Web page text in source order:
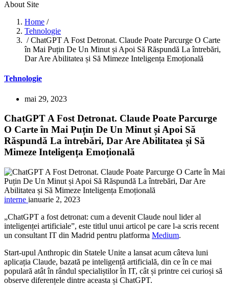
About Site
Home /
Tehnologie
/ ChatGPT A Fost Detronat. Claude Poate Parcurge O Carte
în Mai Puțin De Un Minut și Apoi Să Răspundă La întrebări,
Dar Are Abilitatea și Să Mimeze Inteligența Emoțională
Tehnologie
mai 29, 2023
ChatGPT A Fost Detronat. Claude Poate Parcurge
O Carte în Mai Puțin De Un Minut și Apoi Să
Răspundă La întrebări, Dar Are Abilitatea și Să
Mimeze Inteligența Emoțională
interne ianuarie 2, 2023
„ChatGPT a fost detronat: cum a devenit Claude noul lider al
inteligenței artificiale”, este titlul unui articol pe care l-a scris recent
un consultant IT din Madrid pentru platforma Medium.
Start-upul Anthropic din Statele Unite a lansat acum câteva luni
aplicația Claude, bazată pe inteligență artificială, din ce în ce mai
populară atât în rândul specialiștilor în IT, cât și printre cei curioși să
observe diferențele dintre aceasta și ChatGPT.